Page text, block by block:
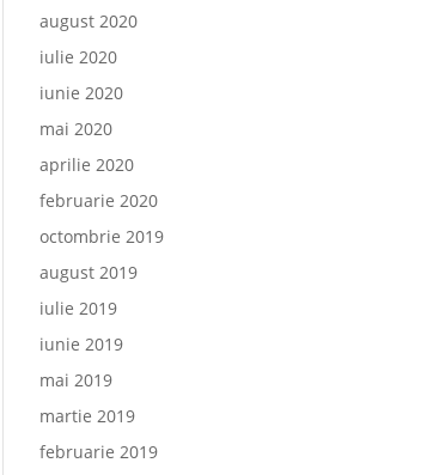
august 2020
iulie 2020
iunie 2020
mai 2020
aprilie 2020
februarie 2020
octombrie 2019
august 2019
iulie 2019
iunie 2019
mai 2019
martie 2019
februarie 2019